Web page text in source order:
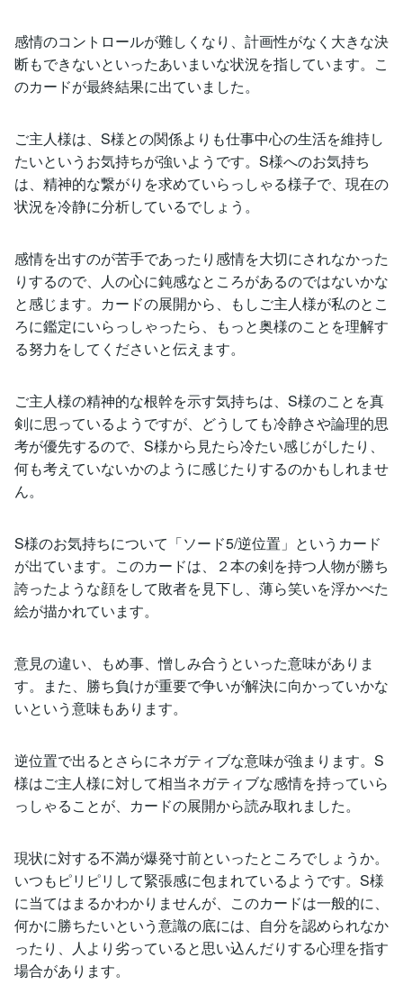
感情のコントロールが難しくなり、計画性がなく大きな決
断もできないといったあいまいな状況を指しています。こ
のカードが最終結果に出ていました。
ご主人様は、S様との関係よりも仕事中心の生活を維持し
たいというお気持ちが強いようです。S様へのお気持ち
は、精神的な繋がりを求めていらっしゃる様子で、現在の
状況を冷静に分析しているでしょう。
感情を出すのが苦手であったり感情を大切にされなかった
りするので、人の心に鈍感なところがあるのではないかな
と感じます。カードの展開から、もしご主人様が私のとこ
ろに鑑定にいらっしゃったら、もっと奥様のことを理解す
る努力をしてくださいと伝えます。
ご主人様の精神的な根幹を示す気持ちは、S様のことを真
剣に思っているようですが、どうしても冷静さや論理的思
考が優先するので、S様から見たら冷たい感じがしたり、
何も考えていないかのように感じたりするのかもしれませ
ん。
S様のお気持ちについて「ソード5/逆位置」というカード
が出ています。このカードは、２本の剣を持つ人物が勝ち
誇ったような顔をして敗者を見下し、薄ら笑いを浮かべた
絵が描かれています。
意見の違い、もめ事、憎しみ合うといった意味がありま
す。また、勝ち負けが重要で争いが解決に向かっていかな
いという意味もあります。
逆位置で出るとさらにネガティブな意味が強まります。S
様はご主人様に対して相当ネガティブな感情を持っていら
っしゃることが、カードの展開から読み取れました。
現状に対する不満が爆発寸前といったところでしょうか。
いつもピリピリして緊張感に包まれているようです。S様
に当てはまるかわかりませんが、このカードは一般的に、
何かに勝ちたいという意識の底には、自分を認められなか
ったり、人より劣っていると思い込んだりする心理を指す
場合があります。